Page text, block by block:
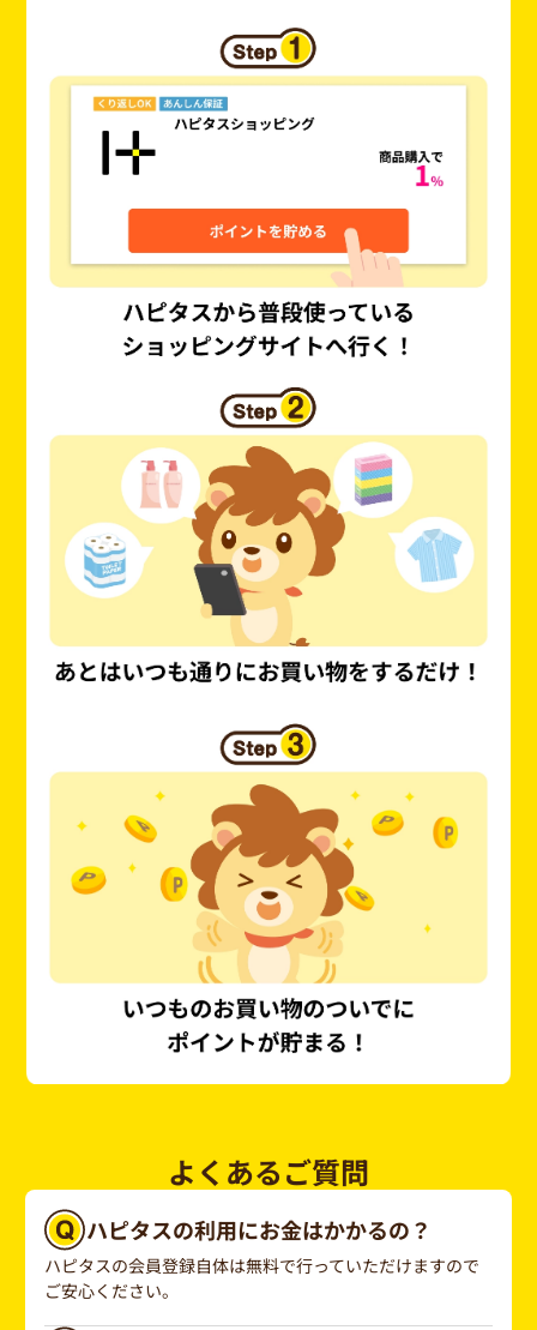
よくあるご質問
ハピタスの利用にお金はかかるの？
ハピタスの会員登録自体は無料で行っていただけますので
ご安心ください。